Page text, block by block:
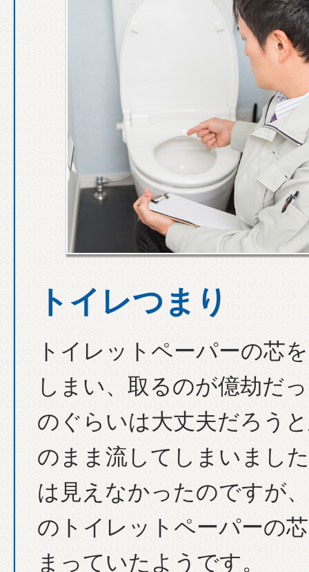
トイレつまり
トイレットペーパーの芯
しまい、取るのが億劫だ
のぐらいは大丈夫だろう
のまま流してしまいまし
は見えなかったのですが
のトイレットペーパーの
まっていたようです。